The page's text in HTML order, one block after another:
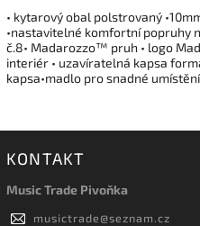
• kytarový obal polstrovaný
•nastavitelné komfortní popruhy
č.8• Madarozzo™ pruh • logo
interiér • uzavíratelná kapsa
kapsa•madlo pro snadné
KONTAKT
Music Trade Pivoňka
musictrade@seznam.cz